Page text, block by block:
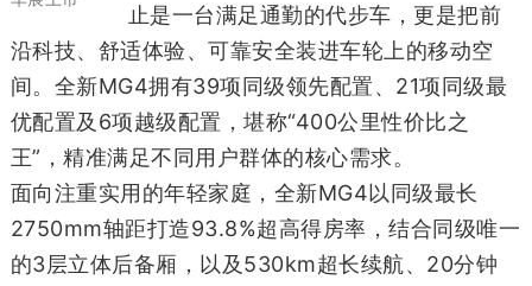
止是一台满足通勤的代步车，更是把前
沿科技、舒适体验、可靠安全装进车轮上的移动空
间。全新MG4拥有39项同级领先配置、21项同级最
优配置及6项越级配置，堪称“400公里性价比之
王”，精准满足不同用户群体的核心需求。
面向注重实用的年轻家庭，全新MG4以同级最长
2750mm轴距打造93.8%超高得房率，结合同级唯一
的3层立体后备厢，以及530km超长续航、20分钟